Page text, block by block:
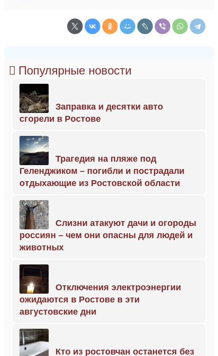
Популярные новости
Заправка и десятки авто
сгорели в Ростове
Трагедия на пляже под
Геленджиком – погибли и пострадали
отдыхающие из Ростовской области
Слизни атакуют дачи и огороды
россиян – чем они опасны для людей и
животных
Отключения электроэнергии
ожидаются в Ростове в эти
августовские дни
Кто из ростовчан останется без